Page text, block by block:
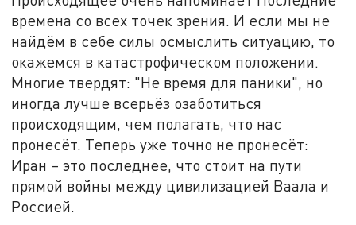
времена со всех точек зрения. И если мы не
найдём в себе силы осмыслить ситуацию, то
окажемся в катастрофическом положении.
Многие твердят: "Не время для паники", но
иногда лучше всерьёз озаботиться
происходящим, чем полагать, что нас
пронесёт. Теперь уже точно не пронесёт:
Иран – это последнее, что стоит на пути
прямой войны между цивилизацией Ваала и
Россией.